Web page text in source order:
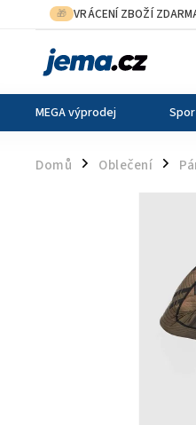
🎁 VRÁCENÍ ZBOŽÍ
MEGA výprodej
Domů / Oblečení /